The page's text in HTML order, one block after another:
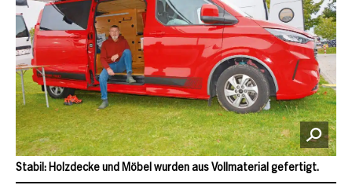
Stabil: Holzdecke und Möbel wurden aus Vollmaterial gefertigt.